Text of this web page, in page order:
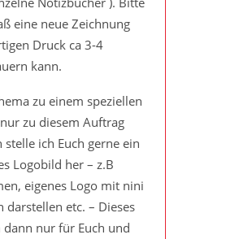
eine neue Zeichnung
Druck ca 3-4
kann.
zu einem speziellen
zu diesem Auftrag
stelle ich Euch gerne ein
Logobild her – z.B
eigenes Logo mit nini
darstellen etc. – Dieses
dann nur für Euch und